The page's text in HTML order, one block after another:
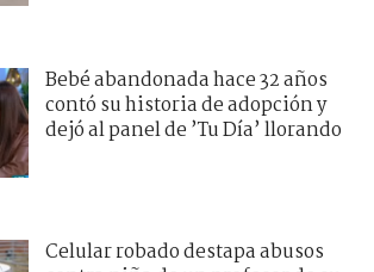
Bebé abandonada hace 32 años
contó su historia de adopción y
dejó al panel de ’Tu Día’ llorando
Celular robado destapa abusos